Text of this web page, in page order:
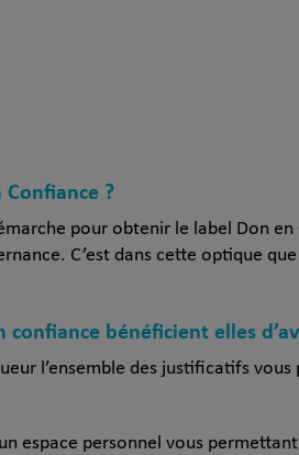
?
pour obtenir le label Don
C’est dans cette optique
bénéficient elles
l’ensemble des justificatifs
espace personnel vous